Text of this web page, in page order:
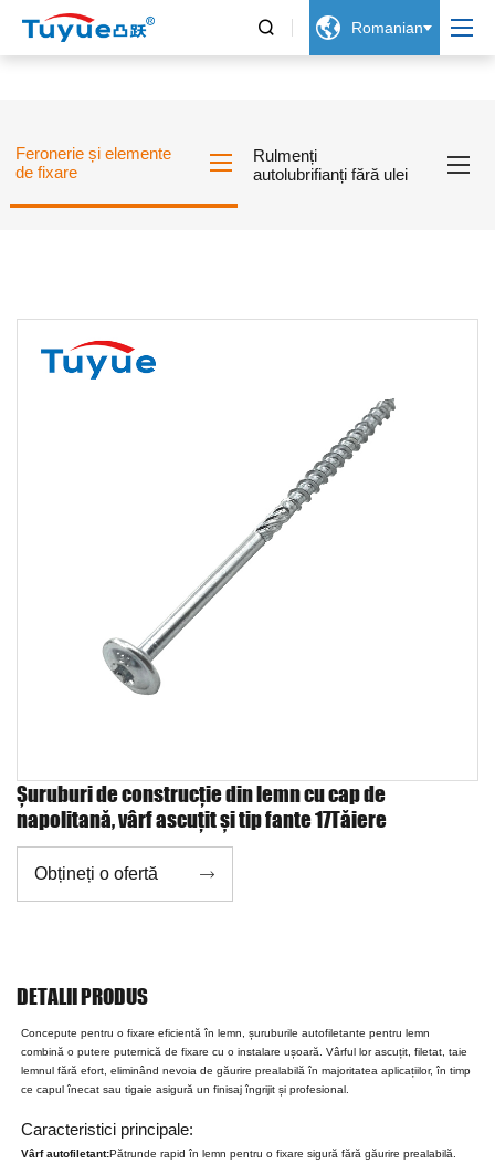
  Romanian
Feronerie și elemente
de fixare
Rulmenți
autolubrifianți fără ulei
Șuruburi de construcție din lemn cu cap de
napolitană, vârf ascuțit și tip fante 17Tăiere
Obțineți o ofertă 
DETALII PRODUS
Concepute pentru o fixare eficientă în lemn, șuruburile autofiletante pentru lemn
combină o putere puternică de fixare cu o instalare ușoară. Vârful lor ascuțit, filetat, taie
lemnul fără efort, eliminând nevoia de găurire prealabilă în majoritatea aplicațiilor, în timp
ce capul înecat sau tigaie asigură un finisaj îngrijit și profesional.
Caracteristici principale:
Vârf autofiletant:Pătrunde rapid în lemn pentru o fixare sigură fără găurire prealabilă.